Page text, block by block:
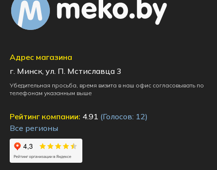
Адрес магазина
г. Минск, ул. П. Мстиславца 3
Убедительная просьба, время визита в наш офис согласовывать по
телефонам указанным выше
Рейтинг компании: 4.91 (Голосов: 12)
Все регионы